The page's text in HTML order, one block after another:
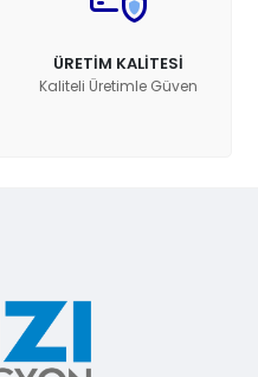
ÜRETİM KALİTESİ
Kaliteli Üretimle Güven